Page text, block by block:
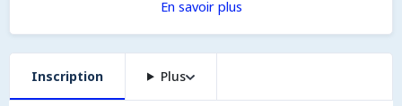
En savoir plus
Inscription Plus